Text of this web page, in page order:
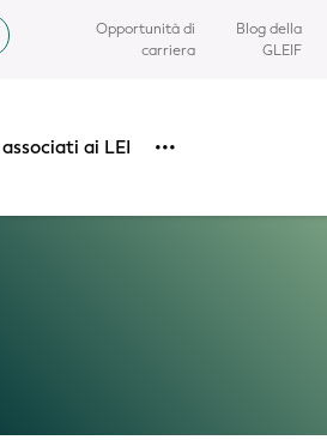
Opportunità di
carriera
Blog della
GLEIF
ai LEI •••